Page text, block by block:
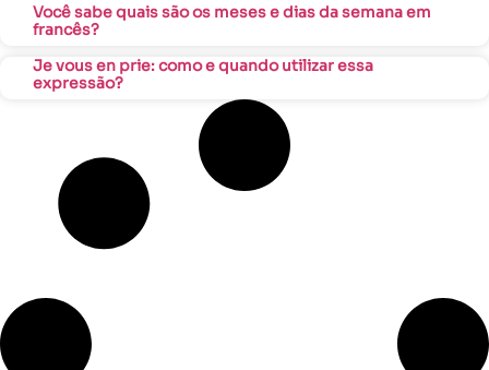
Você sabe quais são os meses e dias da semana em
francês?
Je vous en prie: como e quando utilizar essa
expressão?